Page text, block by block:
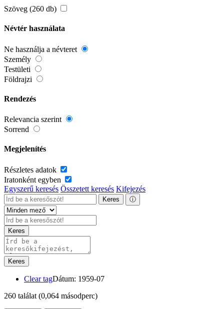
Szöveg (260 db)
Névtér használata
Ne használja a névteret
Személy
Testületi
Földrajzi
Rendezés
Relevancia szerint
Sorrend
Megjelenítés
Részletes adatok
Iratonként egyben
Egyszerű keresés Összetett keresés Kifejezés
Keres ⓘ
Keres
Keres
Clear tagDátum: 1959-07
260 találat (0,064 másodperc)